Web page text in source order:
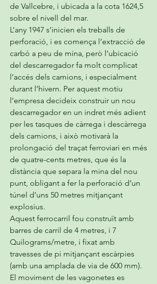
de Vallcebre, i ubicada a la cota 1624,5
sobre el nivell del mar.
L’any 1947 s’inicien els treballs de
perforació, i es comença l’extracció de
carbó a peu de mina, però l’ubicació
del descarregador fa molt complicat
l’accés dels camions, i especialment
durant l’hivern. Per aquest motiu
l’empresa decideix construir un nou
descarregador en un indret més adient
per les tasques de càrrega i descàrrega
dels camions, i això motivarà la
prolongació del traçat ferroviari en més
de quatre-cents metres, que és la
distància que separa la mina del nou
punt, obligant a fer la perforació d’un
túnel d’uns 50 metres mitjançant
explosius.
Aquest ferrocarril fou construït amb
barres de carril de 4 metres, i 7
Quilograms/metre, i fixat amb
travesses de pi mitjançant escàrpies
(amb una amplada de via de 600 mm).
El moviment de les vagonetes es